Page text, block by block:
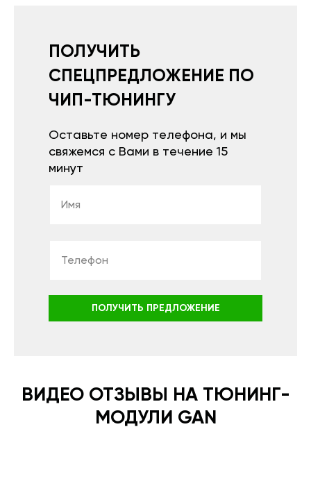
ПОЛУЧИТЬ
СПЕЦПРЕДЛОЖЕНИЕ ПО
ЧИП-ТЮНИНГУ
Оставьте номер телефона, и мы
свяжемся с Вами в течение 15
минут
ПОЛУЧИТЬ ПРЕДЛОЖЕНИЕ
ВИДЕО ОТЗЫВЫ НА ТЮНИНГ-
МОДУЛИ GAN